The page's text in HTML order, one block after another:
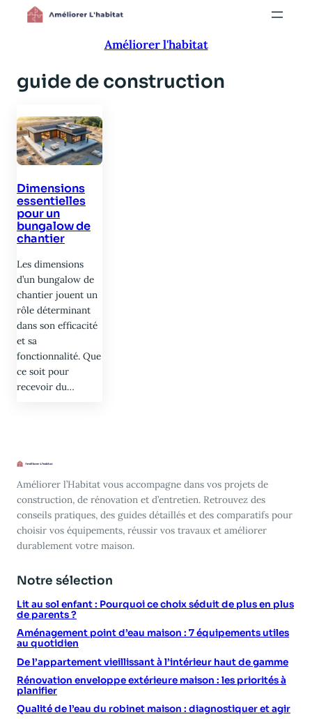
Aller
Améliorer l'habitat
guide de construction
Dimensions
essentielles
pour un
bungalow de
chantier
Les dimensions
d’un bungalow de
chantier jouent un
rôle déterminant
dans son efficacité
et sa
fonctionnalité. Que
ce soit pour
recevoir du…
Améliorer l’Habitat vous accompagne dans vos projets de
construction, de rénovation et d’entretien. Retrouvez des
conseils pratiques, des guides détaillés et des comparatifs pour
choisir vos équipements, réussir vos travaux et améliorer
durablement votre maison.
Notre sélection
Lit au sol enfant : Pourquoi ce choix séduit de plus en plus
de parents ?
Aménagement point d’eau maison : 7 équipements utiles
au quotidien
De l’appartement vieillissant à l’intérieur haut de gamme
Rénovation enveloppe extérieure maison : les priorités à
planifier
Qualité de l’eau du robinet maison : diagnostiquer et agir